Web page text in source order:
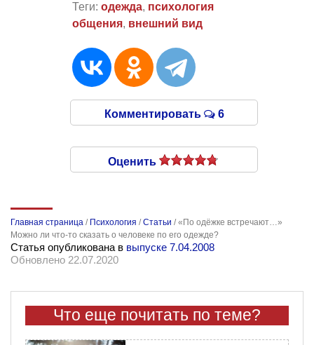
Теги: одежда, психология
общения, внешний вид
Комментировать 6
Оценить
Главная страница / Психология /Статьи /«По одёжке встречают…»
Можно ли что-то сказать о человеке по его одежде?
Статья опубликована в выпуске 7.04.2008
Обновлено 22.07.2020
Что еще почитать по теме?